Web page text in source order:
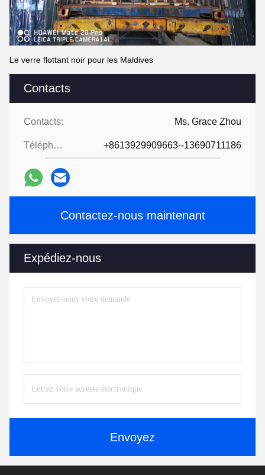
Contacts
Contacts: Ms. Grace Zhou
Téléphone: +8613929909663--13690711186
Contactez-nous maintenant
Expédiez-nous
Envoyez
Le verre flottant noir pour les Maldives